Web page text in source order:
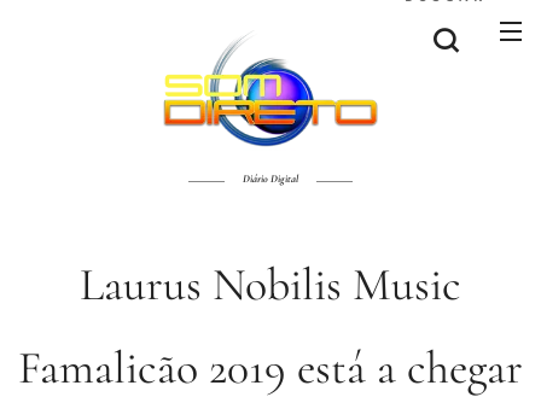
Diário Digital
Laurus Nobilis Music
Famalicão 2019 está a chegar